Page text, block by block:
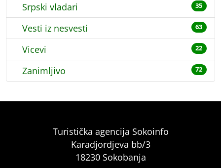
Srpski vladari 35
Vesti iz nesvesti 63
Vicevi 22
Zanimljivo 72
Turistička agencija Sokoinfo
Karadjordjeva bb/3
18230 Sokobanja